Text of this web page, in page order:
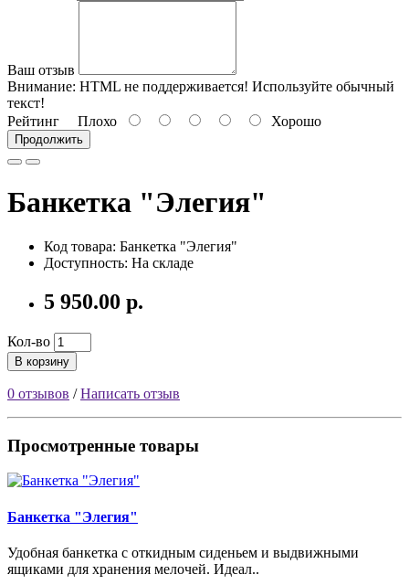
Ваш отзыв
Внимание: HTML не поддерживается! Используйте обычный
текст!
Рейтинг Плохо Хорошо
Продолжить
Банкетка "Элегия"
Код товара: Банкетка "Элегия"
Доступность: На складе
5 950.00 р.
Кол-во
В корзину
0 отзывов /Написать отзыв
Просмотренные товары
Банкетка "Элегия"
Удобная банкетка с откидным сиденьем и выдвижными
ящиками для хранения мелочей. Идеал..